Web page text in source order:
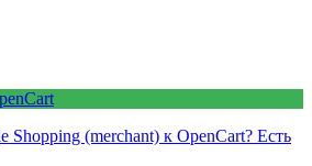
Shopping (merchant) к OpenCart? Есть